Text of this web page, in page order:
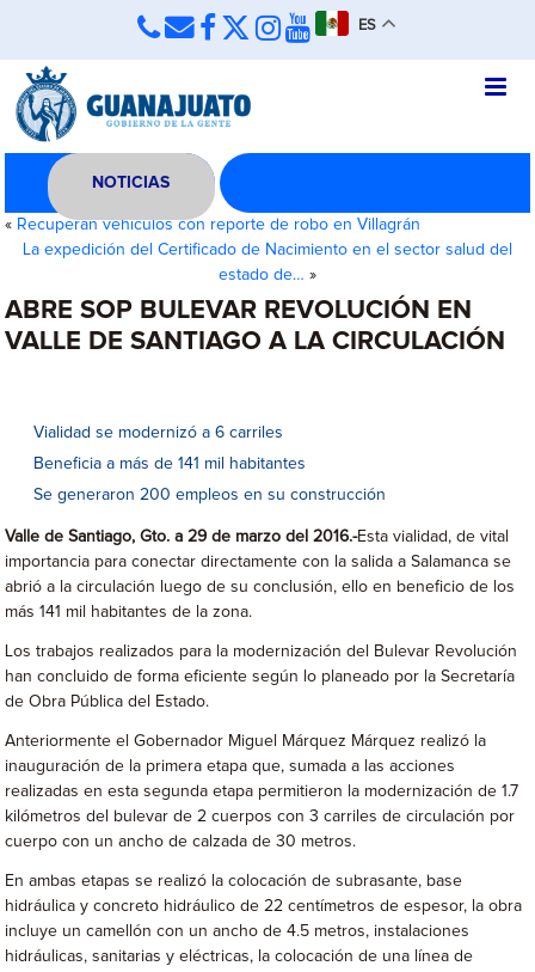
ES
NOTICIAS
« Recuperan vehículos con reporte de robo en Villagrán
La expedición del Certificado de Nacimiento en el sector salud del
estado de… »
ABRE SOP BULEVAR REVOLUCIÓN EN
VALLE DE SANTIAGO A LA CIRCULACIÓN
Vialidad se modernizó a 6 carriles
Beneficia a más de 141 mil habitantes
Se generaron 200 empleos en su construcción
Valle de Santiago, Gto. a 29 de marzo del 2016.-Esta vialidad, de vital
importancia para conectar directamente con la salida a Salamanca se
abrió a la circulación luego de su conclusión, ello en beneficio de los
más 141 mil habitantes de la zona.
Los trabajos realizados para la modernización del Bulevar Revolución
han concluido de forma eficiente según lo planeado por la Secretaría
de Obra Pública del Estado.
Anteriormente el Gobernador Miguel Márquez Márquez realizó la
inauguración de la primera etapa que, sumada a las acciones
realizadas en esta segunda etapa permitieron la modernización de 1.7
kilómetros del bulevar de 2 cuerpos con 3 carriles de circulación por
cuerpo con un ancho de calzada de 30 metros.
En ambas etapas se realizó la colocación de subrasante, base
hidráulica y concreto hidráulico de 22 centímetros de espesor, la obra
incluye un camellón con un ancho de 4.5 metros, instalaciones
hidráulicas, sanitarias y eléctricas, la colocación de una línea de